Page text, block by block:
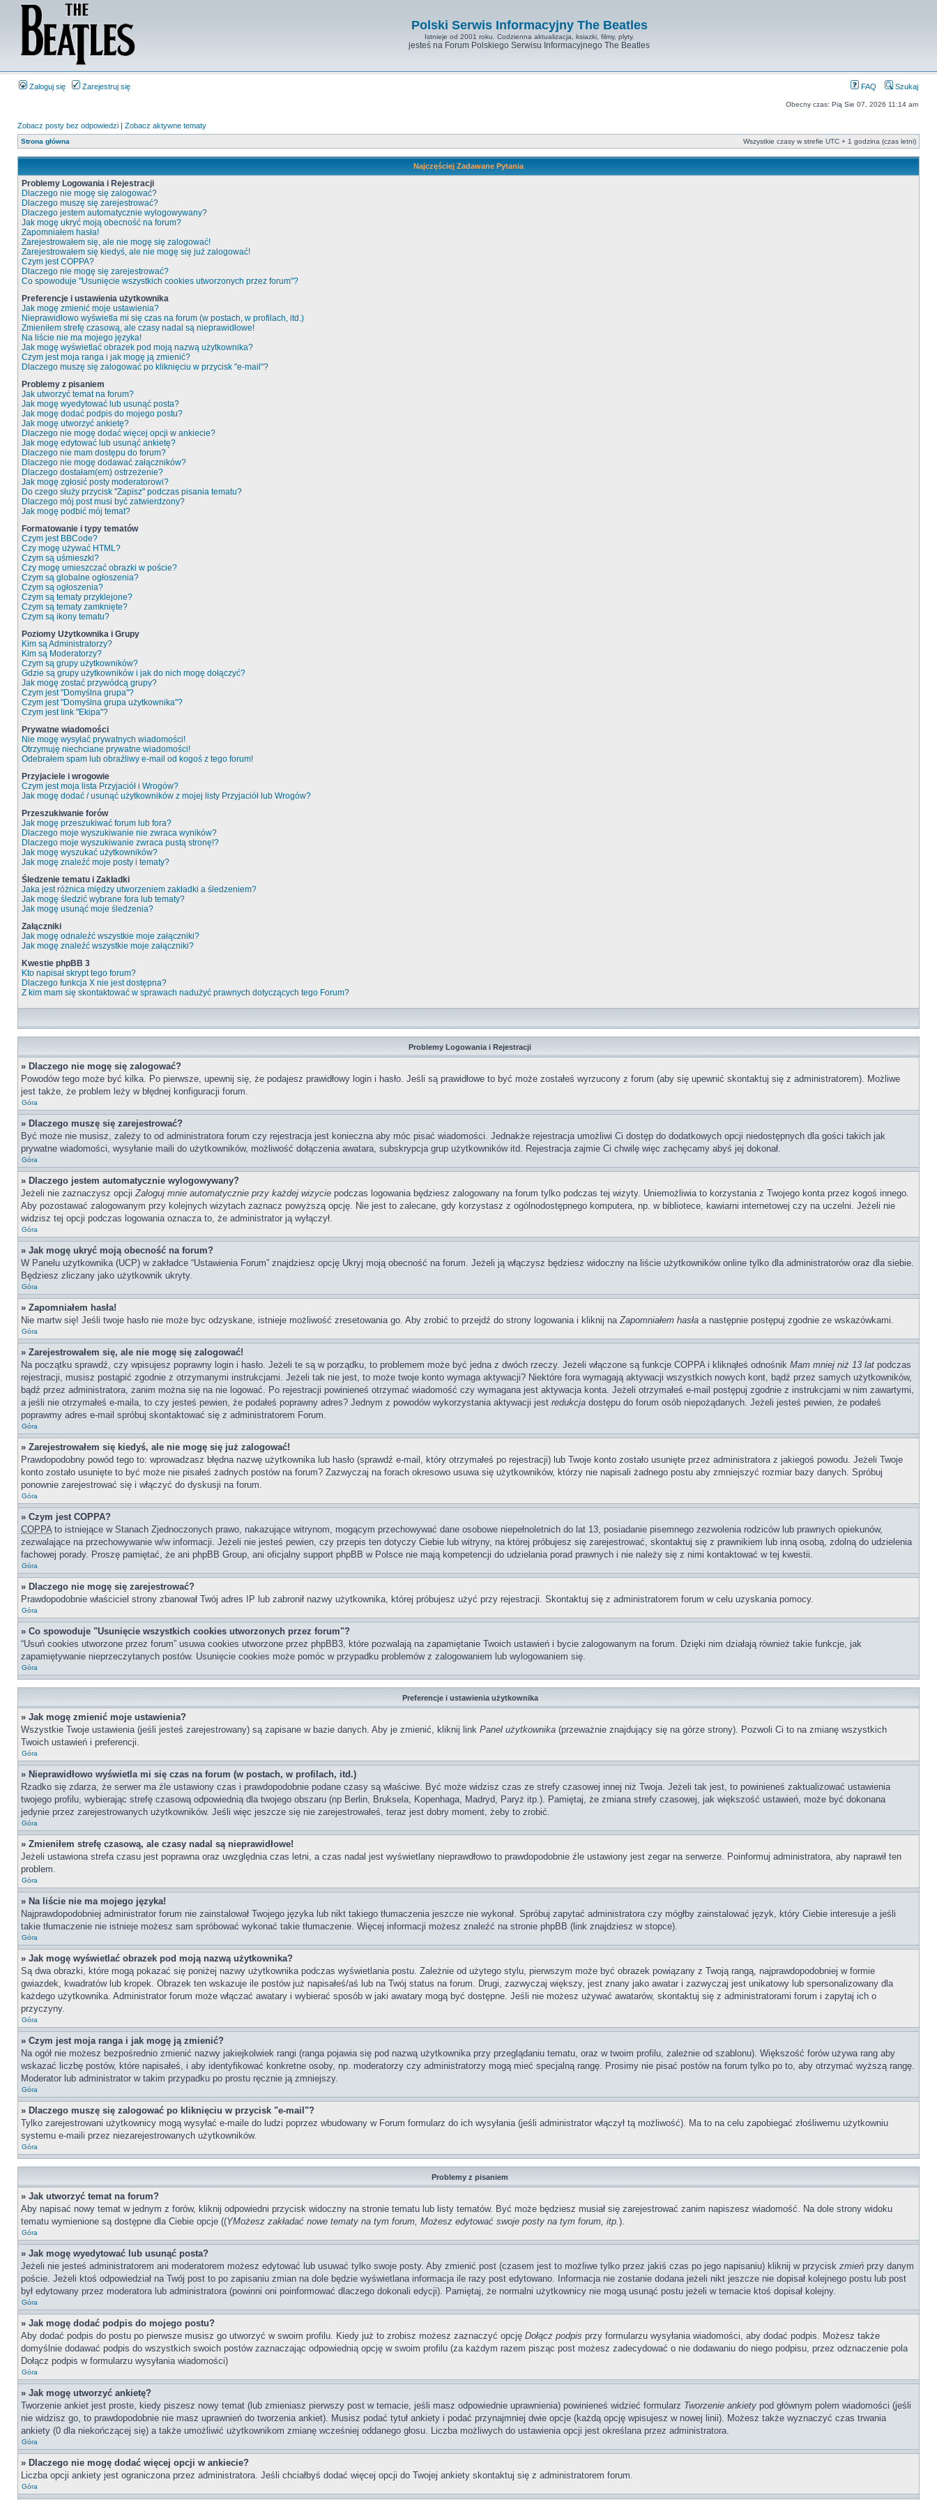
Polski Serwis Informacyjny The Beatles
Istnieje od 2001 roku. Codzienna aktualizacja, ksiazki, filmy, plyty.
jesteś na Forum Polskiego Serwisu Informacyjnego The Beatles
Zaloguj się Zarejestruj się FAQ Szukaj
Obecny czas: Pią Sie 07, 2026 11:14 am
Zobacz posty bez odpowiedzi | Zobacz aktywne tematy
Strona główna Wszystkie czasy w strefie UTC + 1 godzina (czas letni)
Najczęściej Zadawane Pytania
Problemy Logowania i Rejestracji
Dlaczego nie mogę się zalogować?
Dlaczego muszę się zarejestrować?
Dlaczego jestem automatycznie wylogowywany?
Jak mogę ukryć moją obecność na forum?
Zapomniałem hasła!
Zarejestrowałem się, ale nie mogę się zalogować!
Zarejestrowałem się kiedyś, ale nie mogę się już zalogować!
Czym jest COPPA?
Dlaczego nie mogę się zarejestrować?
Co spowoduje "Usunięcie wszystkich cookies utworzonych przez forum"?
Preferencje i ustawienia użytkownika
Jak mogę zmienić moje ustawienia?
Nieprawidłowo wyświetla mi się czas na forum (w postach, w profilach, itd.)
Zmieniłem strefę czasową, ale czasy nadal są nieprawidłowe!
Na liście nie ma mojego języka!
Jak mogę wyświetlać obrazek pod moją nazwą użytkownika?
Czym jest moja ranga i jak mogę ją zmienić?
Dlaczego muszę się zalogować po kliknięciu w przycisk "e-mail"?
Problemy z pisaniem
Jak utworzyć temat na forum?
Jak mogę wyedytować lub usunąć posta?
Jak mogę dodać podpis do mojego postu?
Jak mogę utworzyć ankietę?
Dlaczego nie mogę dodać więcej opcji w ankiecie?
Jak mogę edytować lub usunąć ankietę?
Dlaczego nie mam dostępu do forum?
Dlaczego nie mogę dodawać załączników?
Dlaczego dostałam(em) ostrzeżenie?
Jak mogę zgłosić posty moderatorowi?
Do czego służy przycisk "Zapisz" podczas pisania tematu?
Dlaczego mój post musi być zatwierdzony?
Jak mogę podbić mój temat?
Formatowanie i typy tematów
Czym jest BBCode?
Czy mogę używać HTML?
Czym są uśmieszki?
Czy mogę umieszczać obrazki w poście?
Czym są globalne ogłoszenia?
Czym są ogłoszenia?
Czym są tematy przyklejone?
Czym są tematy zamknięte?
Czym są ikony tematu?
Poziomy Użytkownika i Grupy
Kim są Administratorzy?
Kim są Moderatorzy?
Czym są grupy użytkowników?
Gdzie są grupy użytkowników i jak do nich mogę dołączyć?
Jak mogę zostać przywódcą grupy?
Czym jest "Domyślna grupa"?
Czym jest "Domyślna grupa użytkownika"?
Czym jest link "Ekipa"?
Prywatne wiadomości
Nie mogę wysyłać prywatnych wiadomości!
Otrzymuję niechciane prywatne wiadomości!
Odebrałem spam lub obraźliwy e-mail od kogoś z tego forum!
Przyjaciele i wrogowie
Czym jest moja lista Przyjaciół i Wrogów?
Jak mogę dodać / usunąć użytkowników z mojej listy Przyjaciół lub Wrogów?
Przeszukiwanie forów
Jak mogę przeszukiwać forum lub fora?
Dlaczego moje wyszukiwanie nie zwraca wyników?
Dlaczego moje wyszukiwanie zwraca pustą stronę!?
Jak mogę wyszukać użytkowników?
Jak mogę znaleźć moje posty i tematy?
Śledzenie tematu i Zakładki
Jaka jest różnica między utworzeniem zakładki a śledzeniem?
Jak mogę śledzić wybrane fora lub tematy?
Jak mogę usunąć moje śledzenia?
Załączniki
Jak mogę odnaleźć wszystkie moje załączniki?
Jak mogę znaleźć wszystkie moje załączniki?
Kwestie phpBB 3
Kto napisał skrypt tego forum?
Dlaczego funkcja X nie jest dostępna?
Z kim mam się skontaktować w sprawach nadużyć prawnych dotyczących tego Forum?
Problemy Logowania i Rejestracji
» Dlaczego nie mogę się zalogować?
Powodów tego może być kilka. Po pierwsze, upewnij się, że podajesz prawidłowy login i hasło. Jeśli są prawidłowe to być może zostałeś wyrzucony z forum (aby się upewnić skontaktuj się z administratorem). Możliwe
jest także, że problem leży w błędnej konfiguracji forum.
Góra
» Dlaczego muszę się zarejestrować?
Być może nie musisz, zależy to od administratora forum czy rejestracja jest konieczna aby móc pisać wiadomości. Jednakże rejestracja umożliwi Ci dostęp do dodatkowych opcji niedostępnych dla gości takich jak
prywatne wiadomości, wysyłanie maili do użytkowników, możliwość dołączenia awatara, subskrypcja grup użytkowników itd. Rejestracja zajmie Ci chwilę więc zachęcamy abyś jej dokonał.
Góra
» Dlaczego jestem automatycznie wylogowywany?
Jeżeli nie zaznaczysz opcjiZaloguj mnie automatycznie przy każdej wizycie podczas logowania będziesz zalogowany na forum tylko podczas tej wizyty. Uniemożliwia to korzystania z Twojego konta przez kogoś innego.
Aby pozostawać zalogowanym przy kolejnych wizytach zaznacz powyższą opcję. Nie jest to zalecane, gdy korzystasz z ogólnodostępnego komputera, np. w bibliotece, kawiarni internetowej czy na uczelni. Jeżeli nie
widzisz tej opcji podczas logowania oznacza to, że administrator ją wyłączył.
Góra
» Jak mogę ukryć moją obecność na forum?
W Panelu użytkownika (UCP) w zakładce “Ustawienia Forum” znajdziesz opcję Ukryj moją obecność na forum. Jeżeli ją włączysz będziesz widoczny na liście użytkowników online tylko dla administratorów oraz dla siebie.
Będziesz zliczany jako użytkownik ukryty.
Góra
» Zapomniałem hasła!
Nie martw się! Jeśli twoje hasło nie może byc odzyskane, istnieje możliwość zresetowania go. Aby zrobić to przejdź do strony logowania i kliknij naZapomniałem hasła a następnie postępuj zgodnie ze wskazówkami.
Góra
» Zarejestrowałem się, ale nie mogę się zalogować!
Na początku sprawdź, czy wpisujesz poprawny login i hasło. Jeżeli te są w porządku, to problemem może być jedna z dwóch rzeczy. Jeżeli włączone są funkcje COPPA i kliknąłeś odnośnik Mam mniej niż 13 lat podczas
rejestracji, musisz postąpić zgodnie z otrzymanymi instrukcjami. Jeżeli tak nie jest, to może twoje konto wymaga aktywacji? Niektóre fora wymagają aktywacji wszystkich nowych kont, bądź przez samych użytkowników,
bądź przez administratora, zanim można się na nie logować. Po rejestracji powinieneś otrzymać wiadomość czy wymagana jest aktywacja konta. Jeżeli otrzymałeś e-mail postępuj zgodnie z instrukcjami w nim zawartymi,
a jeśli nie otrzymałeś e-maila, to czy jesteś pewien, że podałeś poprawny adres? Jednym z powodów wykorzystania aktywacji jest redukcja dostępu do forum osób niepożądanych. Jeżeli jesteś pewien, że podałeś
poprawmy adres e-mail spróbuj skontaktować się z administratorem Forum.
Góra
» Zarejestrowałem się kiedyś, ale nie mogę się już zalogować!
Prawdopodobny powód tego to: wprowadzasz błędna nazwę użytkownika lub hasło (sprawdź e-mail, który otrzymałeś po rejestracji) lub Twoje konto zostało usunięte przez administratora z jakiegoś powodu. Jeżeli Twoje
konto zostało usunięte to być może nie pisałeś żadnych postów na forum? Zazwyczaj na forach okresowo usuwa się użytkowników, którzy nie napisali żadnego postu aby zmniejszyć rozmiar bazy danych. Spróbuj
ponownie zarejestrować się i włączyć do dyskusji na forum.
Góra
» Czym jest COPPA?
COPPAto istniejące w Stanach Zjednoczonych prawo, nakazujące witrynom, mogącym przechowywać dane osobowe niepełnoletnich do lat 13, posiadanie pisemnego zezwolenia rodziców lub prawnych opiekunów,
zezwalające na przechowywanie w/w informacji. Jeżeli nie jesteś pewien, czy przepis ten dotyczy Ciebie lub witryny, na której próbujesz się zarejestrować, skontaktuj się z prawnikiem lub inną osobą, zdolną do udzielenia
fachowej porady. Proszę pamiętać, że ani phpBB Group, ani oficjalny support phpBB w Polsce nie mają kompetencji do udzielania porad prawnych i nie należy się z nimi kontaktować w tej kwestii.
Góra
» Dlaczego nie mogę się zarejestrować?
Prawdopodobnie właściciel strony zbanował Twój adres IP lub zabronił nazwy użytkownika, której próbujesz użyć przy rejestracji. Skontaktuj się z administratorem forum w celu uzyskania pomocy.
Góra
» Co spowoduje "Usunięcie wszystkich cookies utworzonych przez forum"?
“Usuń cookies utworzone przez forum” usuwa cookies utworzone przez phpBB3, które pozwalają na zapamiętanie Twoich ustawień i bycie zalogowanym na forum. Dzięki nim działają również takie funkcje, jak
zapamiętywanie nieprzeczytanych postów. Usunięcie cookies może pomóc w przypadku problemów z zalogowaniem lub wylogowaniem się.
Góra
Preferencje i ustawienia użytkownika
» Jak mogę zmienić moje ustawienia?
Wszystkie Twoje ustawienia (jeśli jesteś zarejestrowany) są zapisane w bazie danych. Aby je zmienić, kliknij link Panel użytkownika (przeważnie znajdujący się na górze strony). Pozwoli Ci to na zmianę wszystkich
Twoich ustawień i preferencji.
Góra
» Nieprawidłowo wyświetla mi się czas na forum (w postach, w profilach, itd.)
Rzadko się zdarza, że serwer ma źle ustawiony czas i prawdopodobnie podane czasy są właściwe. Być może widzisz czas ze strefy czasowej innej niż Twoja. Jeżeli tak jest, to powinieneś zaktualizować ustawienia
twojego profilu, wybierając strefę czasową odpowiednią dla twojego obszaru (np Berlin, Bruksela, Kopenhaga, Madryd, Paryż itp.). Pamiętaj, że zmiana strefy czasowej, jak większość ustawień, może być dokonana
jedynie przez zarejestrowanych użytkowników. Jeśli więc jeszcze się nie zarejestrowałeś, teraz jest dobry moment, żeby to zrobić.
Góra
» Zmieniłem strefę czasową, ale czasy nadal są nieprawidłowe!
Jeżeli ustawiona strefa czasu jest poprawna oraz uwzględnia czas letni, a czas nadal jest wyświetlany nieprawdłowo to prawdopodobnie źle ustawiony jest zegar na serwerze. Poinformuj administratora, aby naprawił ten
problem.
Góra
» Na liście nie ma mojego języka!
Najprawdopodobniej administrator forum nie zainstalował Twojego języka lub nikt takiego tłumaczenia jeszcze nie wykonał. Spróbuj zapytać administratora czy mógłby zainstalować język, który Ciebie interesuje a jeśli
takie tłumaczenie nie istnieje możesz sam spróbować wykonać takie tłumaczenie. Więcej informacji możesz znaleźć na stronie phpBB (link znajdziesz w stopce).
Góra
» Jak mogę wyświetlać obrazek pod moją nazwą użytkownika?
Są dwa obrazki, które mogą pokazać się poniżej nazwy użytkownika podczas wyświetlania postu. Zależnie od użytego stylu, pierwszym może być obrazek powiązany z Twoją rangą, najprawdopodobniej w formie
gwiazdek, kwadratów lub kropek. Obrazek ten wskazuje ile postów już napisałeś/aś lub na Twój status na forum. Drugi, zazwyczaj większy, jest znany jako awatar i zazwyczaj jest unikatowy lub spersonalizowany dla
każdego użytkownika. Administrator forum może włączać awatary i wybierać sposób w jaki awatary mogą być dostępne. Jeśli nie możesz używać awatarów, skontaktuj się z administratorami forum i zapytaj ich o
przyczyny.
Góra
» Czym jest moja ranga i jak mogę ją zmienić?
Na ogół nie możesz bezpośrednio zmienić nazwy jakiejkolwiek rangi (ranga pojawia się pod nazwą użytkownika przy przeglądaniu tematu, oraz w twoim profilu, zależnie od szablonu). Większość forów używa rang aby
wskazać liczbę postów, które napisałeś, i aby identyfikować konkretne osoby, np. moderatorzy czy administratorzy mogą mieć specjalną rangę. Prosimy nie pisać postów na forum tylko po to, aby otrzymać wyższą rangę.
Moderator lub administrator w takim przypadku po prostu ręcznie ją zmniejszy.
Góra
» Dlaczego muszę się zalogować po kliknięciu w przycisk "e-mail"?
Tylko zarejestrowani użytkownicy mogą wysyłać e-maile do ludzi poprzez wbudowany w Forum formularz do ich wysyłania (jeśli administrator włączył tą możliwość). Ma to na celu zapobiegać złośliwemu użytkowniu
systemu e-maili przez niezarejestrowanych użytkowników.
Góra
Problemy z pisaniem
» Jak utworzyć temat na forum?
Aby napisać nowy temat w jednym z forów, kliknij odpowiedni przycisk widoczny na stronie tematu lub listy tematów. Być może będziesz musiał się zarejestrować zanim napiszesz wiadomość. Na dole strony widoku
tematu wymienione są dostępne dla Ciebie opcje ((YMożesz zakładać nowe tematy na tym forum, Możesz edytować swoje posty na tym forum, itp.).
Góra
» Jak mogę wyedytować lub usunąć posta?
Jeżeli nie jesteś administratorem ani moderatorem możesz edytować lub usuwać tylko swoje posty. Aby zmienić post (czasem jest to możliwe tylko przez jakiś czas po jego napisaniu) kliknij w przycisk zmień przy danym
poście. Jeżeli ktoś odpowiedział na Twój post to po zapisaniu zmian na dole będzie wyświetlana informacja ile razy post edytowano. Informacja nie zostanie dodana jeżeli nikt jeszcze nie dopisał kolejnego postu lub post
był edytowany przez moderatora lub administratora (powinni oni poinformować dlaczego dokonali edycji). Pamiętaj, że normalni użytkownicy nie mogą usunąć postu jeżeli w temacie ktoś dopisał kolejny.
Góra
» Jak mogę dodać podpis do mojego postu?
Aby dodać podpis do postu po pierwsze musisz go utworzyć w swoim profilu. Kiedy już to zrobisz możesz zaznaczyć opcję Dołącz podpis przy formularzu wysyłania wiadomości, aby dodać podpis. Możesz także
domyślnie dodawać podpis do wszystkich swoich postów zaznaczając odpowiednią opcję w swoim profilu (za każdym razem pisząc post możesz zadecydować o nie dodawaniu do niego podpisu, przez odznaczenie pola
Dołącz podpis w formularzu wysyłania wiadomości)
Góra
» Jak mogę utworzyć ankietę?
Tworzenie ankiet jest proste, kiedy piszesz nowy temat (lub zmieniasz pierwszy post w temacie, jeśli masz odpowiednie uprawnienia) powinieneś widzieć formularz Tworzenie ankiety pod głównym polem wiadomości (jeśli
nie widzisz go, to prawdopodobnie nie masz uprawnień do tworzenia ankiet). Musisz podać tytuł ankiety i podać przynajmniej dwie opcje (każdą opcję wpisujesz w nowej linii). Możesz także wyznaczyć czas trwania
ankiety (0 dla niekończącej się) a także umożliwić użytkownikom zmianę wcześniej oddanego głosu. Liczba możliwych do ustawienia opcji jest określana przez administratora.
Góra
» Dlaczego nie mogę dodać więcej opcji w ankiecie?
Liczba opcji ankiety jest ograniczona przez administratora. Jeśli chciałbyś dodać więcej opcji do Twojej ankiety skontaktuj się z administratorem forum.
Góra